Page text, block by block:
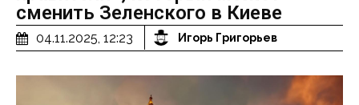
сменить Зеленского в Киеве
04.11.2025, 12:23 Игорь Григорьев